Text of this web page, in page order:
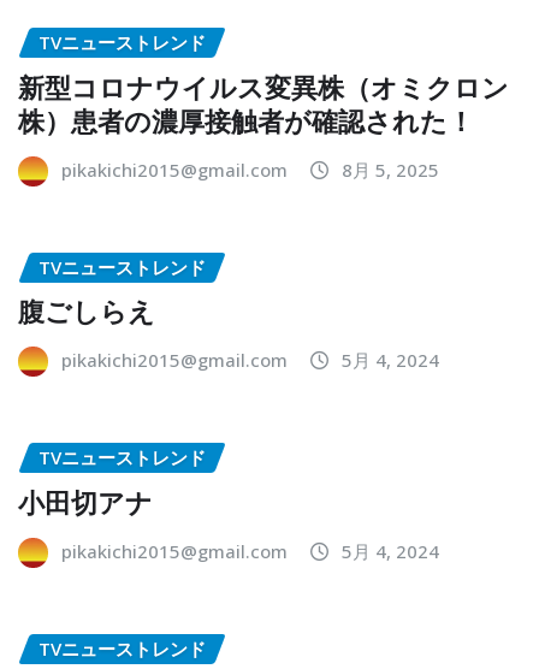
TVニューストレンド
新型コロナウイルス変異株（オミクロン
株）患者の濃厚接触者が確認された！
pikakichi2015@gmail.com 8月 5, 2025
TVニューストレンド
腹ごしらえ
pikakichi2015@gmail.com 5月 4, 2024
TVニューストレンド
小田切アナ
pikakichi2015@gmail.com 5月 4, 2024
TVニューストレンド